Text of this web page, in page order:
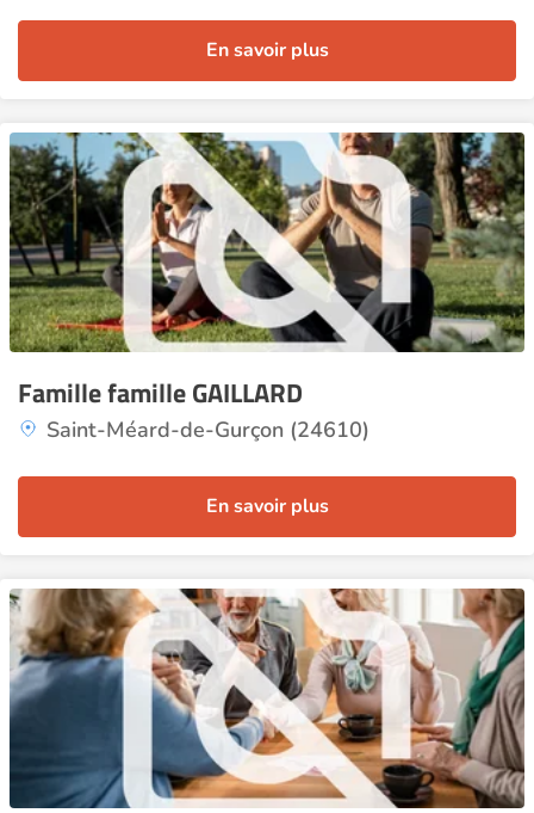
En savoir plus
Famille famille GAILLARD
Saint-Méard-de-Gurçon (24610)
En savoir plus